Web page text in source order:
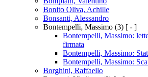
Bonito Oliva, Achille
Bonsanti, Alessandro
Bontempelli, Massimo (3) [ - ]
Bontempelli, Massimo:
firmata
Bontempelli, Massimo:
Bontempelli, Massimo:
Borghini, Raffaello